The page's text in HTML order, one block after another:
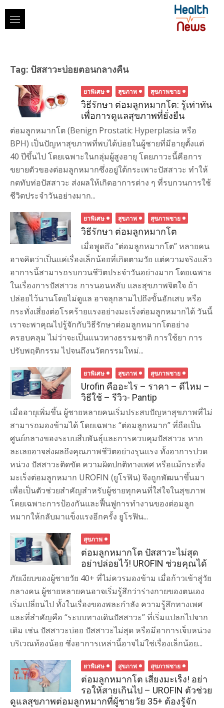
content
Tag: ปัสสาวะบ่อยตอนกลางคืน
ยาพิเศษ สุขภาพ สุขภาพชาย
วิธีรักษา ต่อมลูกหมากโต: รู้เท่าทัน
เพื่อการดูแลสุขภาพที่ยั่งยืน
ต่อมลูกหมากโต (Benign Prostatic Hyperplasia หรือ
BPH) เป็นปัญหาสุขภาพที่พบได้บ่อยในผู้ชายที่มีอายุตั้งแต่
40 ปีขึ้นไป โดยเฉพาะในกลุ่มผู้สูงอายุ โดยภาวะนี้คือการ
ขยายตัวของต่อมลูกหมากซึ่งอยู่ใต้กระเพาะปัสสาวะ ทำให้
กดทับท่อปัสสาวะ ส่งผลให้เกิดอาการต่าง ๆ ที่รบกวนการใช้
ชีวิตประจำวันอย่างมาก...
ยาพิเศษ สุขภาพ สุขภาพชาย
วิธีรักษา ต่อมลูกหมากโต
เมื่อพูดถึง “ต่อมลูกหมากโต” หลายคน
อาจคิดว่าเป็นแค่เรื่องเล็กน้อยที่เกิดตามวัย แต่ความจริงแล้ว
อาการนี้สามารถรบกวนชีวิตประจำวันอย่างมาก โดยเฉพาะ
ในเรื่องการปัสสาวะ การนอนหลับ และสุขภาพจิตใจ ถ้า
ปล่อยไว้นานโดยไม่ดูแล อาจลุกลามไปถึงขั้นอักเสบ หรือ
กระทั่งเสี่ยงต่อโรคร้ายแรงอย่างมะเร็งต่อมลูกหมากได้ วันนี้
เราจะพาคุณไปรู้จักกับวิธีรักษาต่อมลูกหมากโตอย่าง
ครอบคลุม ไม่ว่าจะเป็นแนวทางธรรมชาติ การใช้ยา การ
ปรับพฤติกรรม ไปจนถึงนวัตกรรมใหม่...
ยาพิเศษ สุขภาพ สุขภาพชาย
Urofin คืออะไร – ราคา – ดีไหม –
วิธีใช้ – รีวิว- Pantip
เมื่ออายุเพิ่มขึ้น ผู้ชายหลายคนเริ่มประสบปัญหาสุขภาพที่ไม่
สามารถมองข้ามได้ โดยเฉพาะ “ต่อมลูกหมาก” ที่ถือเป็น
ศูนย์กลางของระบบสืบพันธุ์และการควบคุมปัสสาวะ หาก
ละเลยอาจส่งผลถึงคุณภาพชีวิตอย่างรุนแรง ทั้งอาการปวด
หน่วง ปัสสาวะติดขัด ความผิดปกติทางเพศ หรือแม้กระทั่ง
มะเร็งต่อมลูกหมาก UROFIN (ยูโรฟิน) จึงถูกพัฒนาขึ้นมา
เพื่อเป็นตัวช่วยสำคัญสำหรับผู้ชายทุกคนที่ใส่ใจในสุขภาพ
โดยเฉพาะการป้องกันและฟื้นฟูการทำงานของต่อมลูก
หมากให้กลับมาแข็งแรงอีกครั้ง ยูโรฟิน...
สุขภาพ
ต่อมลูกหมากโต ปัสสาวะไม่สุด
อย่าปล่อยไว้! UROFIN ช่วยคุณได้
ภัยเงียบของผู้ชายวัย 40+ ที่ไม่ควรมองข้าม เมื่อก้าวเข้าสู่วัย
กลางคน ผู้ชายหลายคนอาจเริ่มรู้สึกว่าร่างกายของตนเอง
เริ่มเปลี่ยนไป ทั้งในเรื่องของพละกำลัง ความรู้สึกทางเพศ
และที่สำคัญคือ “ระบบทางเดินปัสสาวะ” ที่เริ่มแปลกไปจาก
เดิม เช่น ปัสสาวะบ่อย ปัสสาวะไม่สุด หรือมีอาการเจ็บหน่วง
บริเวณท้องน้อย ซึ่งอาการเหล่านี้อาจไม่ใช่เรื่องเล็กน้อย...
ยาพิเศษ สุขภาพ สุขภาพชาย
ต่อมลูกหมากโต เสี่ยงมะเร็ง! อย่า
รอให้สายเกินไป – UROFIN ตัวช่วย
ดูแลสุขภาพต่อมลูกหมากที่ผู้ชายวัย 35+ ต้องรู้จัก